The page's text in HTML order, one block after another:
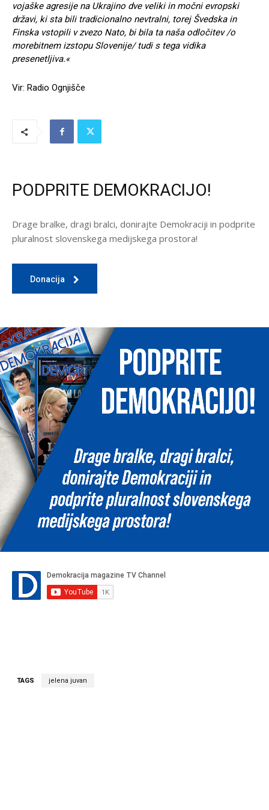
vojaške agresije na Ukrajino dve veliki in močni evropski
državi, ki sta bili tradicionalno nevtralni, torej Švedska in
Finska vstopili v zvezo Nato, bi bila ta naša odločitev /o
morebitnem izstopu Slovenije/ tudi s tega vidika
presenetljiva.«
Vir: Radio Ognjišče
PODPRITE DEMOKRACIJO!
Drage bralke, dragi bralci, donirajte Demokraciji in podprite
pluralnost slovenskega medijskega prostora!
Donacija
TAGS jelena juvan